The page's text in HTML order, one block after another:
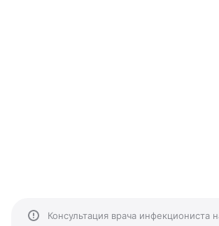
Консультация врача инфекциониста